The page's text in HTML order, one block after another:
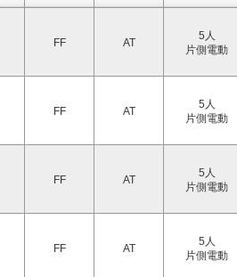
FF AT
5人
片側電動
FF AT
5人
片側電動
FF AT
5人
片側電動
FF AT
5人
片側電動